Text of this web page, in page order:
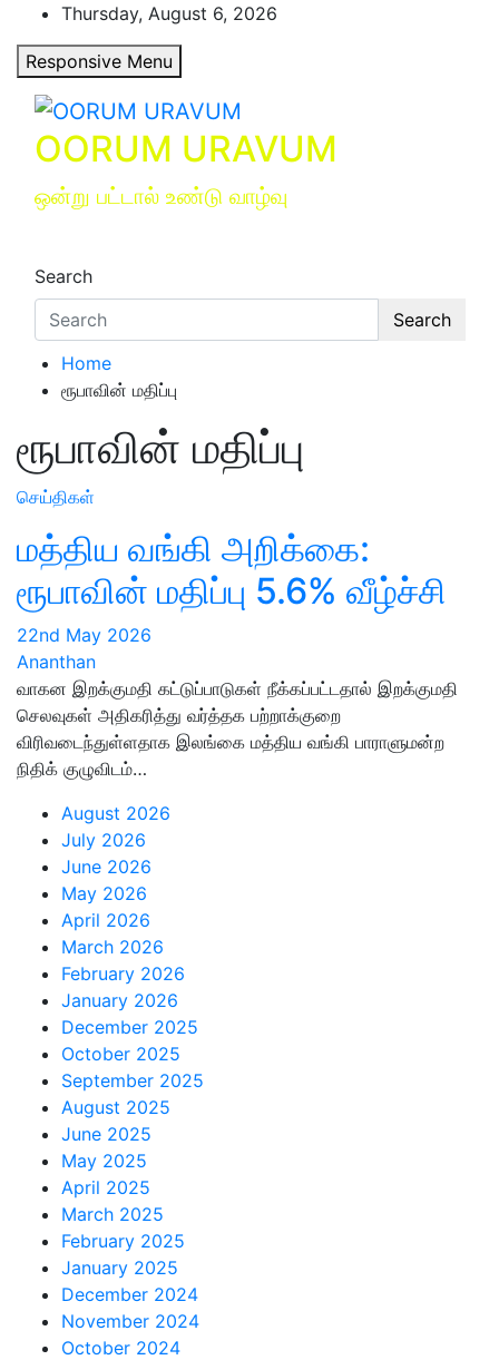
content
Thursday, August 6, 2026
Responsive Menu
OORUM URAVUM
ஒன்று பட்டால் உண்டு வாழ்வு
Search
Search
Home
ரூபாவின் மதிப்பு
ரூபாவின் மதிப்பு
செய்திகள்
மத்திய வங்கி அறிக்கை:
ரூபாவின் மதிப்பு 5.6% வீழ்ச்சி
22nd May 2026
Ananthan
வாகன இறக்குமதி கட்டுப்பாடுகள் நீக்கப்பட்டதால் இறக்குமதி
செலவுகள் அதிகரித்து வர்த்தக பற்றாக்குறை
விரிவடைந்துள்ளதாக இலங்கை மத்திய வங்கி பாராளுமன்ற
நிதிக் குழுவிடம்…
August 2026
July 2026
June 2026
May 2026
April 2026
March 2026
February 2026
January 2026
December 2025
October 2025
September 2025
August 2025
June 2025
May 2025
April 2025
March 2025
February 2025
January 2025
December 2024
November 2024
October 2024